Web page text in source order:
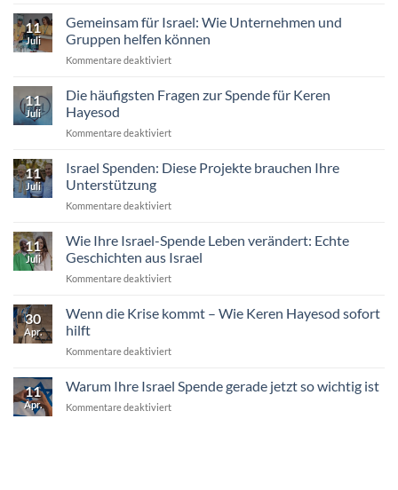
Einstieg
unterstützen:
Welche
Hilfe
jetzt
gebraucht
wird
11
Juli
Gemeinsam für Israel: Wie Unternehmen und
Gruppen helfen können
Kommentare deaktiviertfür
Israel:
Unternehmen
Gruppen
11
Juli
Die häufigsten Fragen zur Spende für Keren
Hayesod
Kommentare deaktiviertfür
häufigsten
Fragen
Spende
Keren
Hayesod
11
Juli
Israel Spenden: Diese Projekte brauchen Ihre
Unterstützung
Kommentare deaktiviertfür
Spenden:
Diese
Projekte
brauchen
Unterstützung
11
Juli
Wie Ihre Israel-Spende Leben verändert: Echte
Geschichten aus Israel
Kommentare deaktiviertfür
Israel-
Leben
Echte
Geschichten
aus
30
Apr.
Wenn die Krise kommt – Wie Keren Hayesod sofort
hilft
Kommentare deaktiviertfür
die
Krise
kommt
11
Apr.
Warum Ihre Israel Spende gerade jetzt so wichtig ist
Kommentare deaktiviertfür